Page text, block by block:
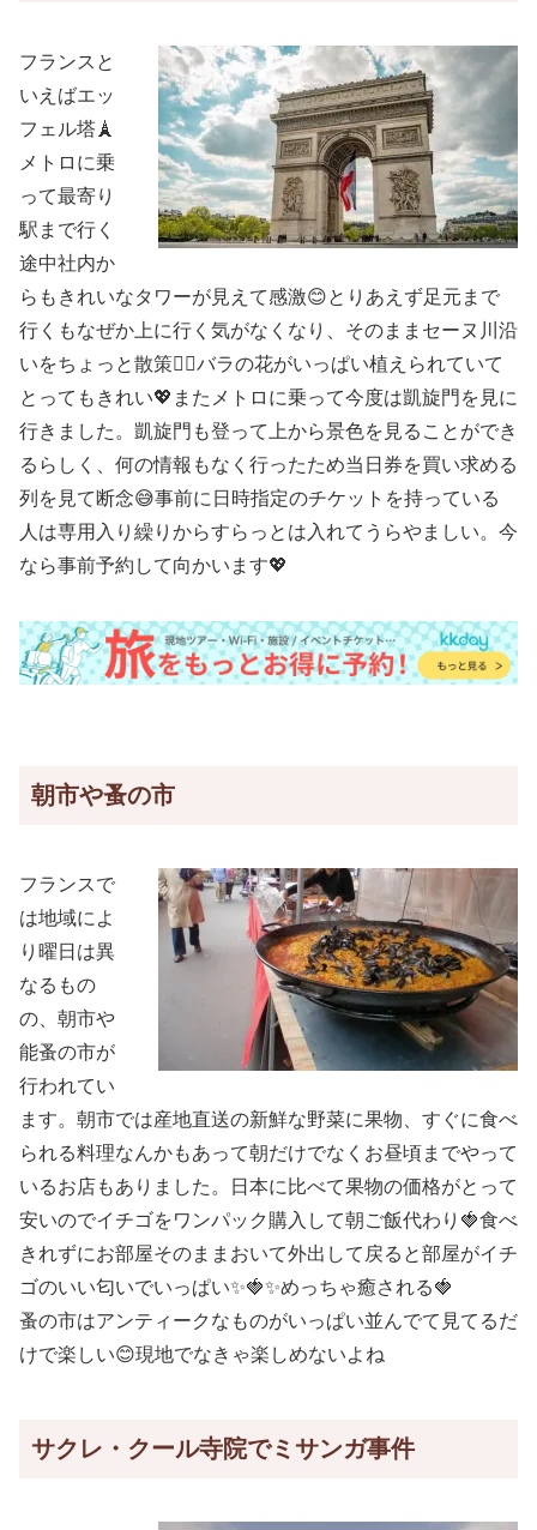
フランスと
いえばエッ
フェル塔🗼
メトロに乗
って最寄り
駅まで行く
途中社内か
らもきれいなタワーが見えて感激😊とりあえず足元まで
行くもなぜか上に行く気がなくなり、そのままセーヌ川沿
いをちょっと散策🚶‍♀️バラの花がいっぱい植えられていて
とってもきれい💖またメトロに乗って今度は凱旋門を見に
行きました。凱旋門も登って上から景色を見ることができ
るらしく、何の情報もなく行ったため当日券を買い求める
列を見て断念😅事前に日時指定のチケットを持っている
人は専用入り繰りからすらっとは入れてうらやましい。今
なら事前予約して向かいます💖
朝市や蚤の市
フランスで
は地域によ
り曜日は異
なるもの
の、朝市や
能蚤の市が
行われてい
ます。朝市では産地直送の新鮮な野菜に果物、すぐに食べ
られる料理なんかもあって朝だけでなくお昼頃までやって
いるお店もありました。日本に比べて果物の価格がとって
安いのでイチゴをワンパック購入して朝ご飯代わり🍓食べ
きれずにお部屋そのままおいて外出して戻ると部屋がイチ
ゴのいい匂いでいっぱい✨🍓✨めっちゃ癒される🍓
蚤の市はアンティークなものがいっぱい並んでて見てるだ
けで楽しい😊現地でなきゃ楽しめないよね
サクレ・クール寺院でミサンガ事件